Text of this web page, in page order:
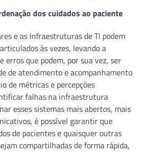
dos cuidados ao paciente
e as infraestruturas de TI podem
às vezes, levando a
erros que podem, por sua vez, ser
de atendimento e acompanhamento
de métricas e percepções
falhas na infraestrutura
esses sistemas mais abertos, mais
é possível garantir que
de pacientes e quaisquer outras
compartilhadas de forma rápida,